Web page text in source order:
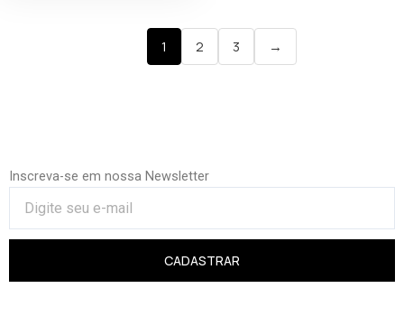
1 2 3 →
Inscreva-se em nossa Newsletter
CADASTRAR